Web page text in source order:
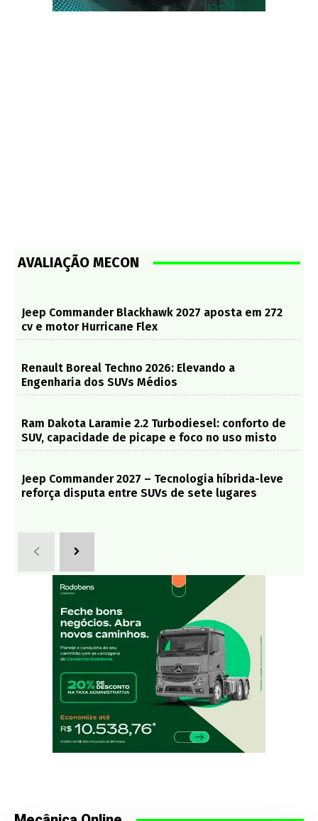
AVALIAÇÃO MECON
Jeep Commander Blackhawk 2027 aposta em 272
cv e motor Hurricane Flex
Renault Boreal Techno 2026: Elevando a
Engenharia dos SUVs Médios
Ram Dakota Laramie 2.2 Turbodiesel: conforto de
SUV, capacidade de picape e foco no uso misto
Jeep Commander 2027 – Tecnologia híbrida-leve
reforça disputa entre SUVs de sete lugares